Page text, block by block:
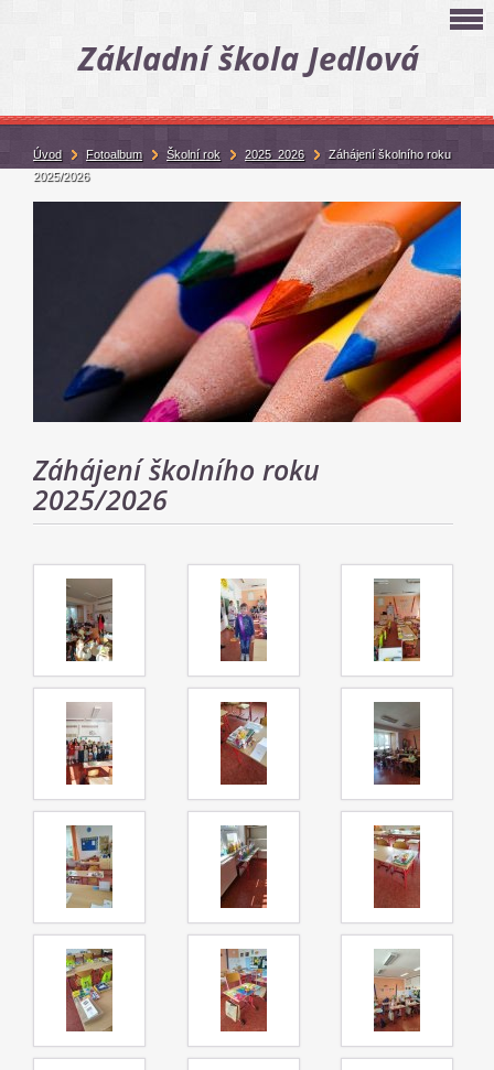
Základní škola Jedlová
Záhájení školního roku
2025/2026
Úvod Fotoalbum Školní rok 2025_2026
Záhájení školního roku
2025/2026